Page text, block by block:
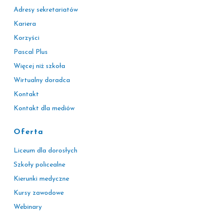
Adresy sekretariatów
Kariera
Korzyści
Pascal Plus
Więcej niż szkoła
Wirtualny doradca
Kontakt
Kontakt dla mediów
Oferta
Liceum dla dorosłych
Szkoły policealne
Kierunki medyczne
Kursy zawodowe
Webinary